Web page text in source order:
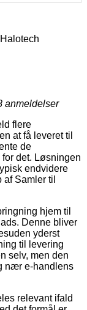
anmeldelser
flere
at få leveret til
de
det. Løsningen
endvidere
Samler til
hjem til
Denne bliver
yderst
til levering
selv, men den
nær e-handlens
relevant ifald